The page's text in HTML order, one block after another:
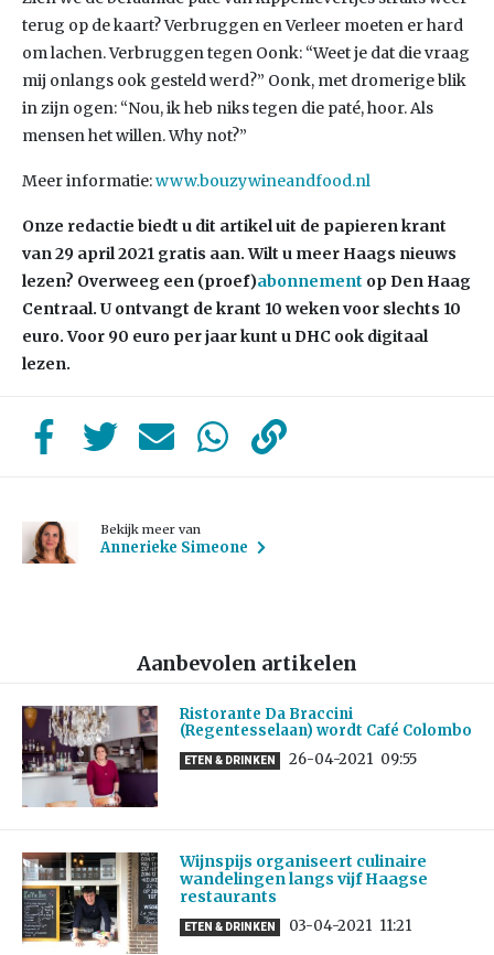
terug op de kaart? Verbruggen en Verleer moeten er hard
om lachen. Verbruggen tegen Oonk: “Weet je dat die vraag
mij onlangs ook gesteld werd?” Oonk, met dromerige blik
in zijn ogen: “Nou, ik heb niks tegen die paté, hoor. Als
mensen het willen. Why not?”
Meer informatie:www.bouzywineandfood.nl
Onze redactie biedt u dit artikel uit de papieren krant
van 29 april 2021 gratis aan. Wilt u meer Haags nieuws
lezen? Overweeg een (proef)abonnement op Den Haag
Centraal. U ontvangt de krant 10 weken voor slechts 10
euro. Voor 90 euro per jaar kunt u DHC ook digitaal
lezen.
Bekijk meer van
Annerieke Simeone
Aanbevolen artikelen
Ristorante Da Braccini
(Regentesselaan) wordt Café Colombo
ETEN & DRINKEN 26-04-2021 09:55
Wijnspijs organiseert culinaire
wandelingen langs vijf Haagse
restaurants
ETEN & DRINKEN 03-04-2021 11:21